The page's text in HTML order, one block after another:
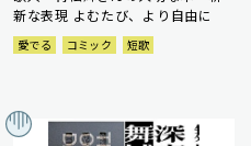
新な表現 よむたび、より自由に
愛でる コミック 短歌